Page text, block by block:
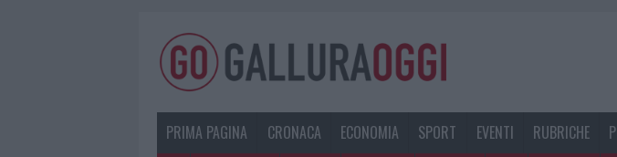
PRIMA PAGINA CRONACA ECONOMIA SPORT EVENTI RUBRICHE